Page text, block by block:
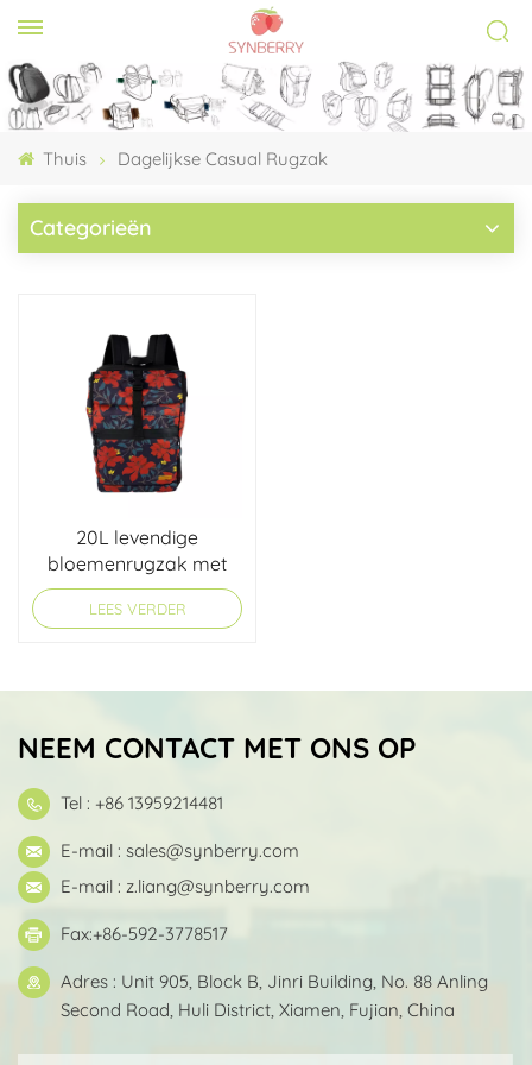
Thuis Dagelijkse Casual Rugzak
Categorieën
20L levendige
bloemenrugzak met
roltop
LEES VERDER
NEEM CONTACT MET ONS OP
Tel : +86 13959214481
E-mail : sales@synberry.com
E-mail : z.liang@synberry.com
Fax:+86-592-3778517
Adres : Unit 905, Block B, Jinri Building, No. 88 Anling
Second Road, Huli District, Xiamen, Fujian, China